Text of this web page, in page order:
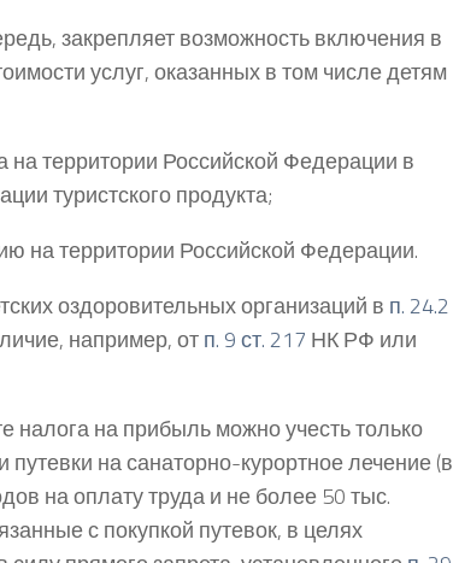
закрепляет возможность включения в
услуг, оказанных в том числе детям
территории Российской Федерации в
туристского продукта;
на территории Российской Федерации.
оздоровительных организаций в п. 24.2
например, отп. 9 ст. 217 НК РФ или
налога на прибыль можно учесть только
путевки на санаторно-курортное лечение (в
на оплату труда и не более 50 тыс.
с покупкой путевок, в целях